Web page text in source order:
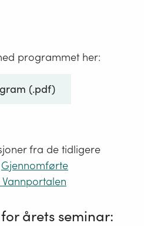
programmet her:
(.pdf)
fra de tidligere
Gjennomførte
årets seminar: